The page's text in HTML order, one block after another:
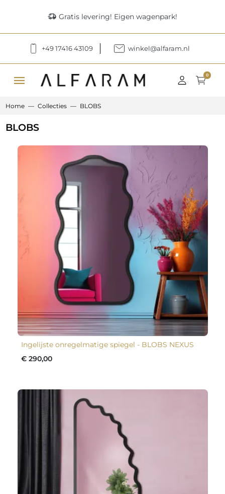
delivery_truck_speed Gratis levering! Eigen wagenpark!
+49 17416 43109 winkel@alfaram.nl
menu 0
Home Collecties BLOBS
BLOBS
Ingelijste onregelmatige spiegel - BLOBS NEXUS
€ 290,00